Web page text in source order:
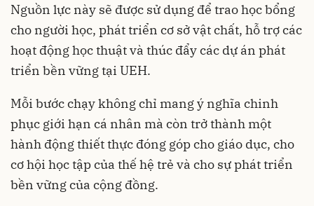
Nguồn lực này sẽ được sử dụng để trao học bổng
cho người học, phát triển cơ sở vật chất, hỗ trợ các
hoạt động học thuật và thúc đẩy các dự án phát
triển bền vững tại UEH.
Mỗi bước chạy không chỉ mang ý nghĩa chinh
phục giới hạn cá nhân mà còn trở thành một
hành động thiết thực đóng góp cho giáo dục, cho
cơ hội học tập của thế hệ trẻ và cho sự phát triển
bền vững của cộng đồng.